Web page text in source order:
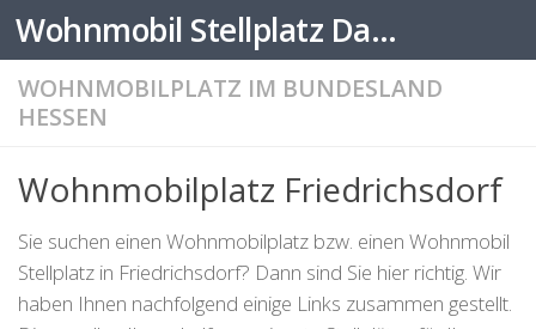
Zum Inhalt springen Wohnmobil Stellplatz Datenbank
WOHNMOBILPLATZ IM BUNDESLAND
HESSEN
Wohnmobilplatz Friedrichsdorf
Sie suchen einen Wohnmobilplatz bzw. einen Wohnmobil
Stellplatz in Friedrichsdorf? Dann sind Sie hier richtig. Wir
haben Ihnen nachfolgend einige Links zusammen gestellt.